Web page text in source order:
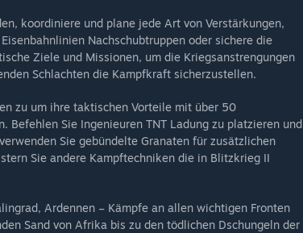
koordiniere und plane jede Art von Verstärkungen,
Nachschubtruppen oder sichere die
Ziele und Missionen, um die Kriegsanstrengungen
Schlachten die Kampfkraft sicherzustellen.
zu um ihre taktischen Vorteile mit über 50
Sie Ingenieuren TNT Ladung zu platzieren und
Sie gebündelte Granaten für zusätzlichen
Sie andere Kampftechniken die in Blitzkrieg II
Ardennen – Kämpfe an allen wichtigen Fronten
Sand von Afrika bis zu den tödlichen Dschungeln der